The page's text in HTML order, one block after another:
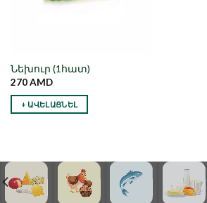
Նեխուր (1հատ)
270AMD
+ ԱՎԵԼԱՑՆԵԼ